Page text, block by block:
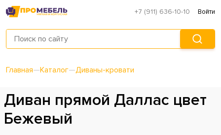
+7 (911) 636-10-10 Войти
Главная—Каталог—Диваны-кровати
Диван прямой Даллас цвет
Бежевый